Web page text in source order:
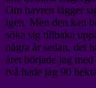
Om havren lägger
igen. Men den kan
söka sig tillbaka
några år sedan, det
året började jag
två hade jag 90